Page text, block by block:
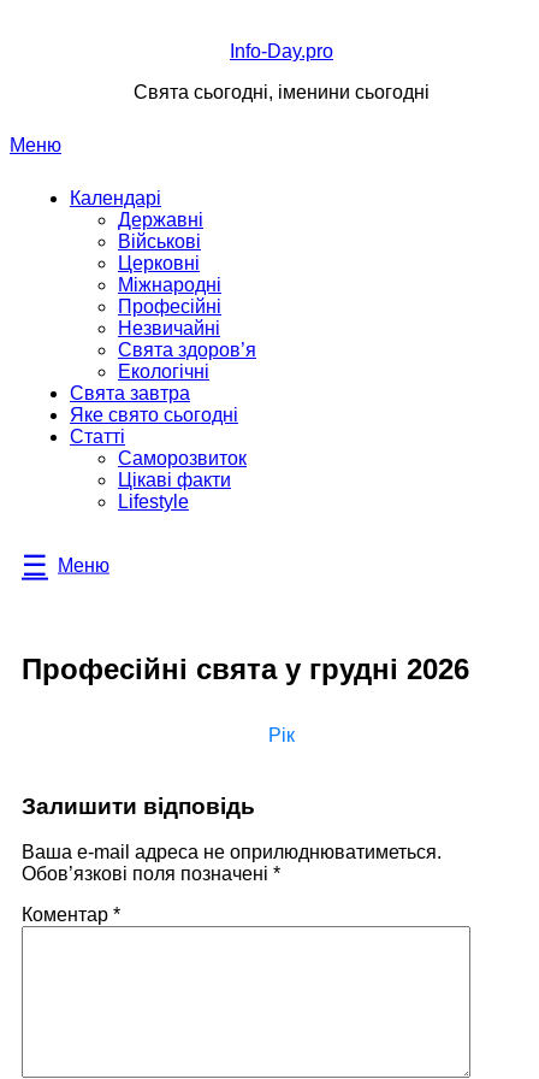
Info-Day.pro
Свята сьогодні, іменини сьогодні
Меню
Календарі
Державні
Військові
Церковні
Міжнародні
Професійні
Незвичайні
Свята здоров’я
Екологічні
Свята завтра
Яке свято сьогодні
Статті
Саморозвиток
Цікаві факти
Lifestyle
Меню
Професійні свята у грудні 2026
Рік
Залишити відповідь
Ваша e-mail адреса не оприлюднюватиметься.
Обов’язкові поля позначені *
Коментар *